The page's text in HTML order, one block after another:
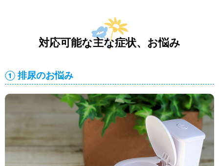
対応可能な主な症状、お悩み
① 排尿のお悩み